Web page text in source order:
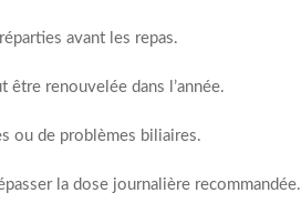
avant les repas.
être renouvelée dans l’année.
ou de problèmes biliaires.
la dose journalière recommandée.